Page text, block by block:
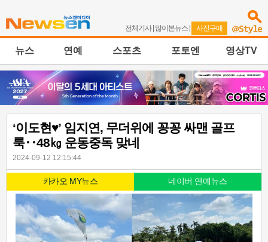
전체기사| 많이본뉴스 | 사진구매
뉴스 연예 스포츠 포토엔 영상TV
‘이도현♥’ 임지연, 무더위에 꽁꽁 싸맨 골프
룩‥48㎏ 운동중독 맞네
2024-09-12 12:15:44
카카오 MY뉴스 네이버 연예뉴스